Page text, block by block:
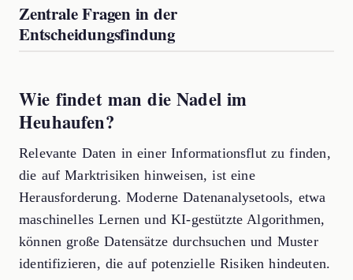
Zentrale Fragen in der
Entscheidungsfindung
Wie findet man die Nadel im
Heuhaufen?
Relevante Daten in einer Informationsflut zu finden,
die auf Marktrisiken hinweisen, ist eine
Herausforderung. Moderne Datenanalysetools, etwa
maschinelles Lernen und KI-gestützte Algorithmen,
können große Datensätze durchsuchen und Muster
identifizieren, die auf potenzielle Risiken hindeuten.